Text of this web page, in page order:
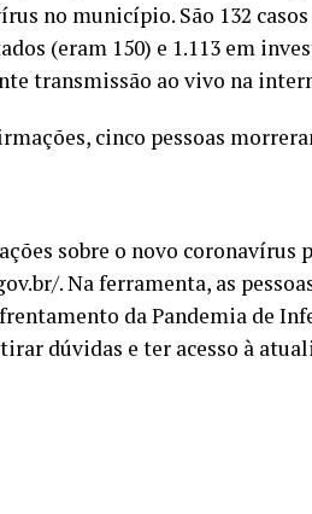
no município. São 132
(eram 150) e 1.113 em
transmissão ao vivo na
cinco pessoas
sobre o novo coronavírus
. Na ferramenta, as
da Pandemia de
dúvidas e ter acesso à